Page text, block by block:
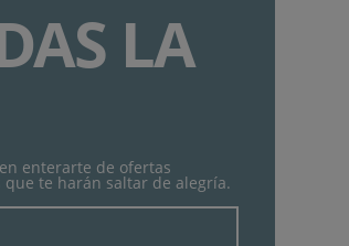
LA
enterarte de ofertas
te harán saltar de alegría.